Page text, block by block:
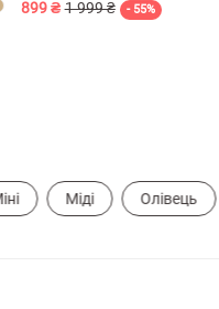
899 ₴ 1 999 ₴ - 55%
Міді Олівець